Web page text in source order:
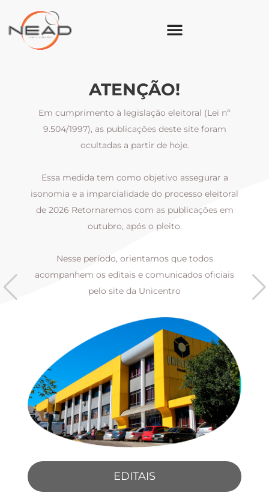
ATENÇÃO!
Em cumprimento à legislação eleitoral (Lei nº
9.504/1997), as publicações deste site foram
ocultadas a partir de hoje.
Essa medida tem como objetivo assegurar a
isonomia e a imparcialidade do processo eleitoral
de 2026 Retornaremos com as publicações em
outubro, após o pleito.
Nesse período, orientamos que todos
acompanhem os editais e comunicados oficiais
pelo site da Unicentro
EDITAIS